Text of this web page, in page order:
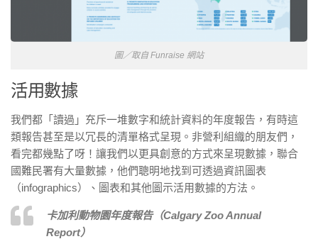
圖／取自 Funraise 網站
活用數據
我們都「讀過」充斥一堆數字和統計資料的年度報告，有時這
類報告甚至是以冗長的清單格式呈現。非營利組織的朋友們，
看完都幾點了呀！讓我們以更具創意的方式來呈現數據，聯合
國難民署有大量數據，他們聰明地找到可透過資訊圖表
（infographics）、圖表和其他圖示活用數據的方法。
卡加利動物園年度報告（Calgary Zoo Annual
Report）